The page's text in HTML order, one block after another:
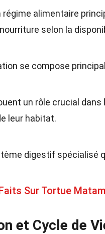
alimentaire
selon la
se compose
un rôle crucial
leur habitat.
digestif spécialisé
Sur Tortue
et Cycle de